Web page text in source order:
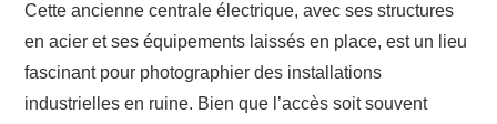
Cette ancienne centrale électrique, avec ses structures
en acier et ses équipements laissés en place, est un lieu
fascinant pour photographier des installations
industrielles en ruine. Bien que l’accès soit souvent